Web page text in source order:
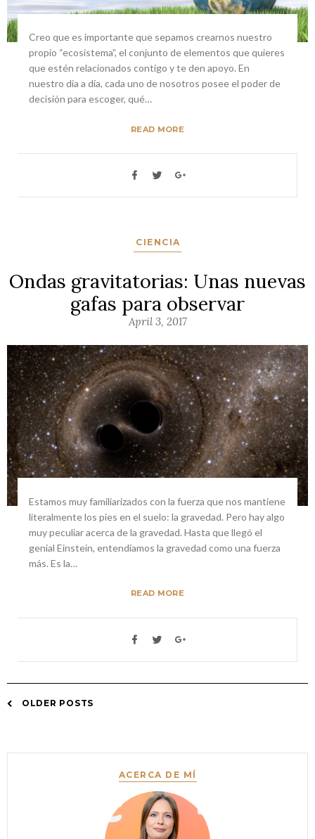
Creo que es importante que sepamos crearnos nuestro
propio “ecosistema”, el conjunto de elementos que quieres
que estén relacionados contigo y te den apoyo. En
nuestro día a día, cada uno de nosotros posee el poder de
decisión para escoger, qué…
READ MORE
CIENCIA
Ondas gravitatorias: Unas nuevas
gafas para observar
April 3, 2017
Estamos muy familiarizados con la fuerza que nos mantiene
literalmente los pies en el suelo: la gravedad. Pero hay algo
muy peculiar acerca de la gravedad. Hasta que llegó el
genial Einstein, entendíamos la gravedad como una fuerza
más. Es la…
READ MORE
Posts
OLDER POSTS
ACERCA DE MÍ